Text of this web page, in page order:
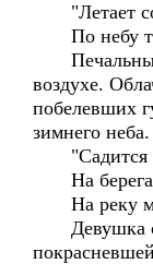
"Летает
По небу
Печальный
воздухе.
побелевших
зимнего неба.
"Садится
На берега
На реку
Девушка